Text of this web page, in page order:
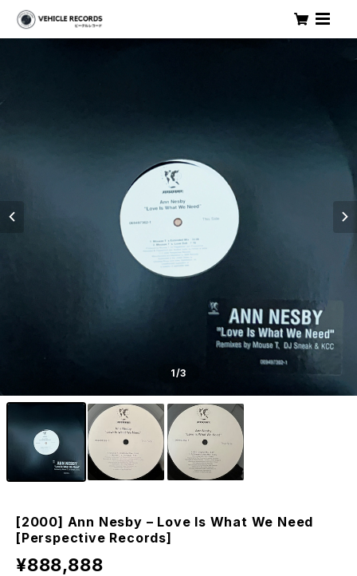
1/3
[2000] Ann Nesby – Love Is What We Need
[Perspective Records]
¥888,888